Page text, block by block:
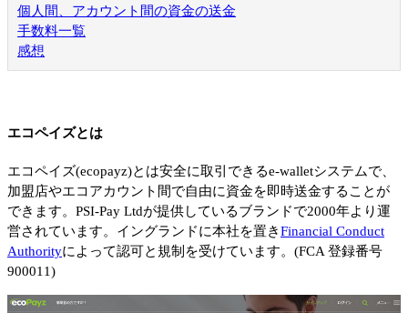
個人間、アカウント間の資金の送金
手数料一覧
感想
エコペイズとは
エコペイズ(ecopayz)とは安全に取引できるe-walletシステムで、
加盟店やエコアカウント間で自由に資金を即時送金することが
できます。PSI-Pay Ltdが提供しているブランドで2000年より運
営されています。イングランドに本社を置きFinancial Conduct
Authorityによって認可と規制を受けています。(FCA 登録番号
900011)